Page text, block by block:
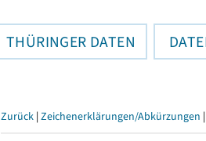
THÜRINGER DATEN
Zurück | Zeichenerklärungen/Abkürzungen |